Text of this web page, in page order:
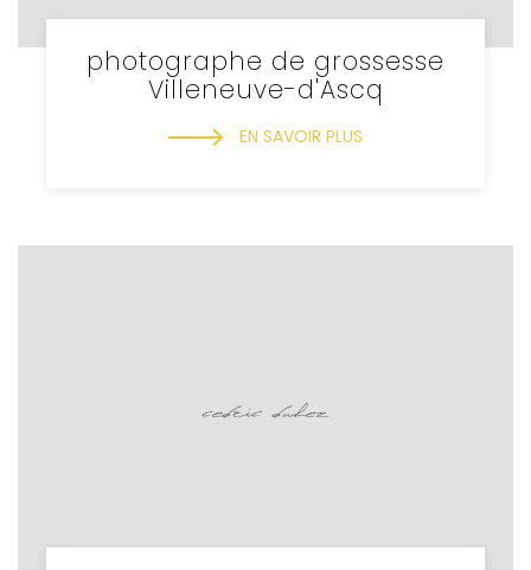
photographe de grossesse
Villeneuve-d'Ascq
EN SAVOIR PLUS